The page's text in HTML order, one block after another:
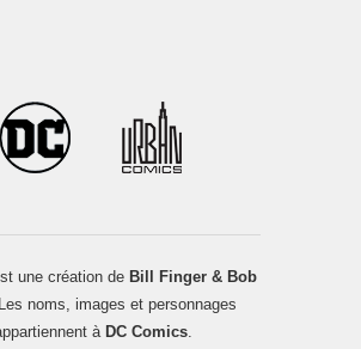
une création de Bill Finger & Bob
noms, images et personnages
à DC Comics